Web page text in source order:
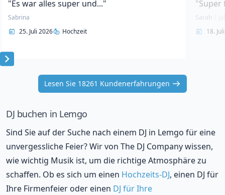
"Es war alles super und..."
Sabrina
25. Juli 2026
Hochzeit
"Super
Sarah
18.
Item
Lesen Sie 18261 Kundenerfahrungen
DJ buchen in Lemgo
Sind Sie auf der Suche nach einem DJ in Lemgo für eine
unvergessliche Feier? Wir von The DJ Company wissen,
wie wichtig Musik ist, um die richtige Atmosphäre zu
schaffen. Ob es sich um einen Hochzeits-DJ, einen DJ für
Ihre Firmenfeier oder einen DJ für Ihre